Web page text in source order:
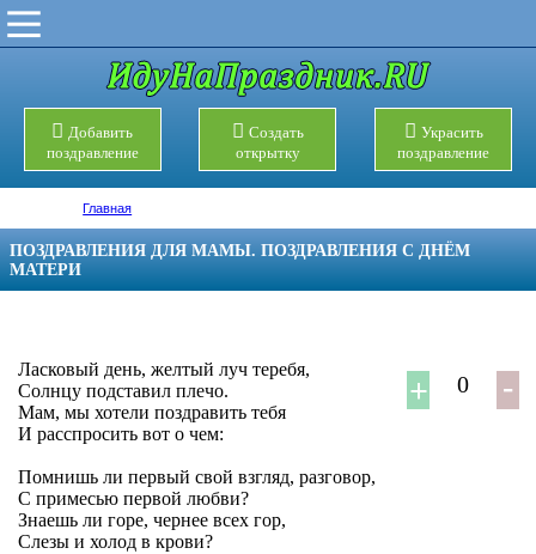
Добавить
поздравление
Создать
открытку
Украсить
поздравление
Главная
ПОЗДРАВЛЕНИЯ ДЛЯ МАМЫ. ПОЗДРАВЛЕНИЯ С ДНЁМ
МАТЕРИ
Ласковый день, желтый луч теребя,
Солнцу подставил плечо.
Мам, мы хотели поздравить тебя
И расспросить вот о чем:
Помнишь ли первый свой взгляд, разговор,
С примесью первой любви?
Знаешь ли горе, чернее всех гор,
Слезы и холод в крови?
0